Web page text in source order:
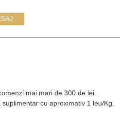
mai mari de 300 de lei.
cu aproximativ 1 leu/Kg.